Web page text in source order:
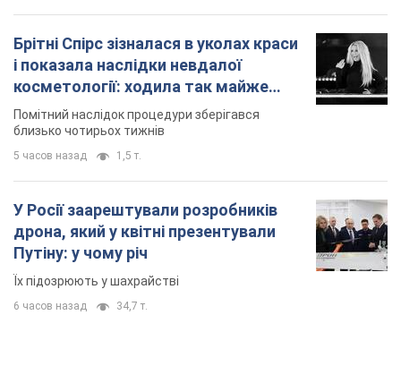
Брітні Спірс зізналася в уколах краси
і показала наслідки невдалої
косметології: ходила так майже
місяць
Помітний наслідок процедури зберігався
близько чотирьох тижнів
5 часов назад 1,5 т.
У Росії заарештували розробників
дрона, який у квітні презентували
Путіну: у чому річ
Їх підозрюють у шахрайстві
6 часов назад 34,7 т.